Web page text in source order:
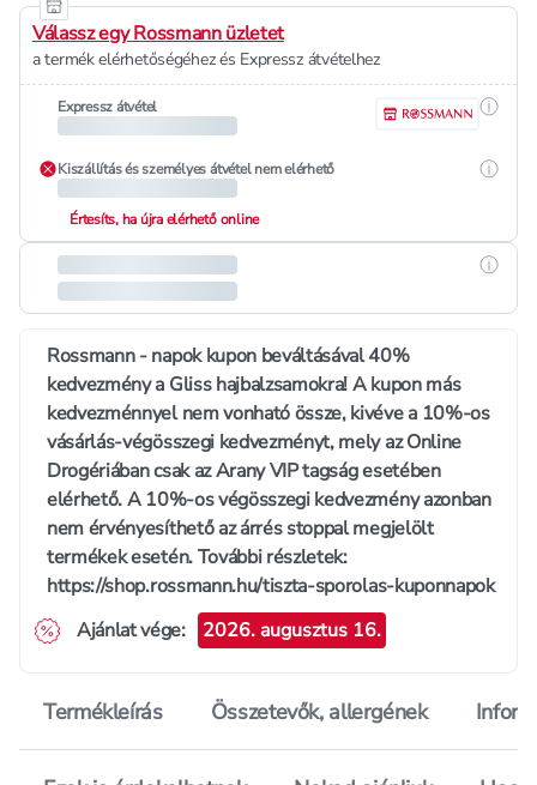
Válassz egy Rossmann üzletet
a termék elérhetőségéhez és Expressz átvételhez
Expressz átvétel
Kiszállítás és személyes átvétel nem elérhető
Értesíts, ha újra elérhető online
Rossmann - napok kupon beváltásával 40%
kedvezmény a Gliss hajbalzsamokra! A kupon más
kedvezménnyel nem vonható össze, kivéve a 10%-os
vásárlás-végösszegi kedvezményt, mely az Online
Drogériában csak az Arany VIP tagság esetében
elérhető. A 10%-os végösszegi kedvezmény azonban
nem érvényesíthető az árrés stoppal megjelölt
termékek esetén. További részletek:
https://shop.rossmann.hu/tiszta-sporolas-kuponnapok
Ajánlat vége: 2026. augusztus 16.
Termékleírás Összetevők, allergének